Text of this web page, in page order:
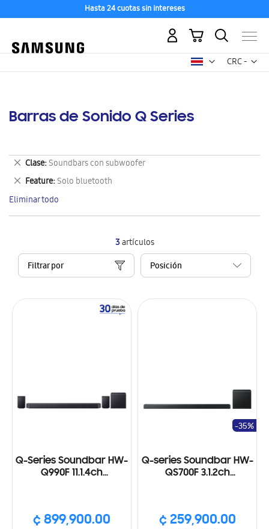
Hasta 24 cuotas sin intereses
CRC -
colón
Mi carrito
Barras de Sonido Q Series
3artículos
Filtrar por
Q-Series Soundbar HW-
Q990F 11.1.4ch
¢ 899,900.00
Q-series Soundbar HW-
QS700F 3.1.2ch
¢ 259,900.00
-35%
Clase Soundbars con subwoofer
Eliminar
este
artículo
Feature Solo bluetooth
Eliminar
este
artículo
Eliminar todo